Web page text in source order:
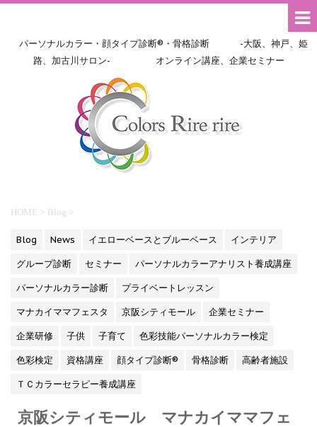
パーソナルカラー・顔タイプ診断®・骨格診断 -大阪、神戸、姫
路、加古川サロン- オンライン講座、企業セミナー
HOME > Blog >
Blog News イエローベースとブルーベース
インテリア
グループ診断
セミナー
パーソナルカラーアナリスト養成講座
パーソナルカラー診断
プライベートレッスン
マナカイママフェスタ
京阪シティモール
企業セミナー
企業研修
子供 子育て
色彩技能パーソナルカラー検定
色彩検定
資格講座 顔タイプ診断® 骨格診断
高齢者施設
ＴＣカラーセラピー養成講座
京阪シティモール マナカイママフェ